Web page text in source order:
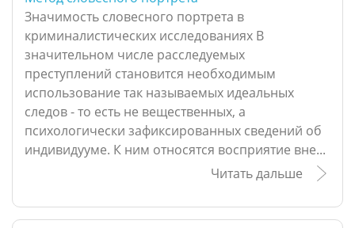
Значимость словесного портрета в
криминалистических исследованиях В
значительном числе расследуемых
преступлений становится необходимым
использование так называемых идеальных
следов - то есть не вещественных, а
психологически зафиксированных сведений об
индивидууме. К ним относятся восприятие вне...
Читать дальше